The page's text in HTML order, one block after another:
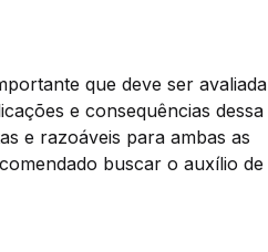
que deve ser avaliada
e consequências dessa
e razoáveis para ambas as
buscar o auxílio de